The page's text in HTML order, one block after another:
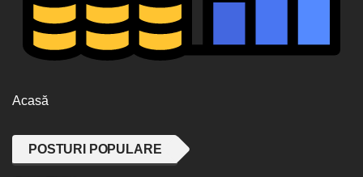
Acasă
POSTURI POPULARE